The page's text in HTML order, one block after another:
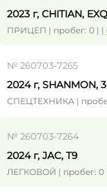
2023 г, CHITIAN,
ПРИЦЕП | пробег: 0 | |
№ 260703-7265
2024 г, SHANMON,
СПЕЦТЕХНИКА |
№ 260703-7264
2024 г, JAC, T9
ЛЕГКОВОЙ | пробег: 0